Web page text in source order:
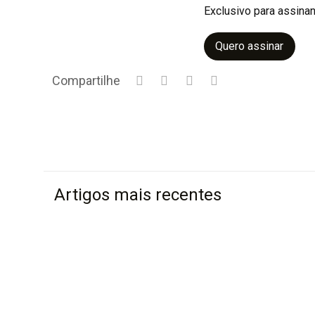
Exclusivo para
Quero assinar
Compartilhe
Artigos mais recentes